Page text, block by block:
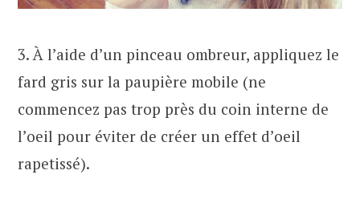
3. À l’aide d’un pinceau ombreur, appliquez le
fard gris sur la paupière mobile (ne
commencez pas trop près du coin interne de
l’oeil pour éviter de créer un effet d’oeil
rapetissé).